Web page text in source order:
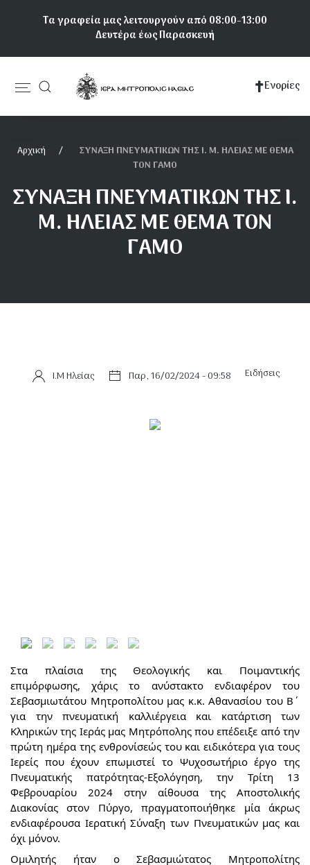
Τα γραφεία μας λειτουργούν από 08:00-13:00
Δευτέρα έως Παρασκευή
Κεντρική
πλοήγηση
Ενορίες
Αρχική
ΣΥΝΑΞΗ ΠΝΕΥΜΑΤΙΚΩΝ ΤΗΣ Ι. Μ. ΗΛΕΙΑΣ ΜΕ ΘΕΜΑ
ΤΟΝ ΓΑΜΟ
ΣΥΝΑΞΗ ΠΝΕΥΜΑΤΙΚΩΝ ΤΗΣ Ι.
Μ. ΗΛΕΙΑΣ ΜΕ ΘΕΜΑ ΤΟΝ
ΓΑΜΟ
Ι.Μ Ηλείας Παρ, 16/02/2024 - 09:58 Ειδήσεις
Στα πλαίσια της Θεολογικής και Ποιμαντικής
επιμόρφωσης, χάρις το ανύστακτο ενδιαφέρον του
Σεβασμιωτάτου Μητροπολίτου μας κ.κ. Αθανασίου του Β΄
για την πνευματική καλλιέργεια και κατάρτιση των
Κληρικών της Ιεράς μας Μητρόπολης που επέδειξε από την
πρώτη ημέρα της ενθρονίσεώς του και ειδικότερα για τους
Ιερείς που έχουν επωμιστεί το Ψυχοσωτήριο έργο της
Πνευματικής πατρότητας-Εξολόγηση, την Τρίτη 13
Φεβρουαρίου 2024 στην αίθουσα της Αποστολικής
Διακονίας στον Πύργο, πραγματοποιήθηκε μία άκρως
ενδιαφέρουσα Ιερατική Σύναξη των Πνευματικών μας και
όχι μόνον.
Ομιλητής ήταν ο Σεβασμιώτατος Μητροπολίτης